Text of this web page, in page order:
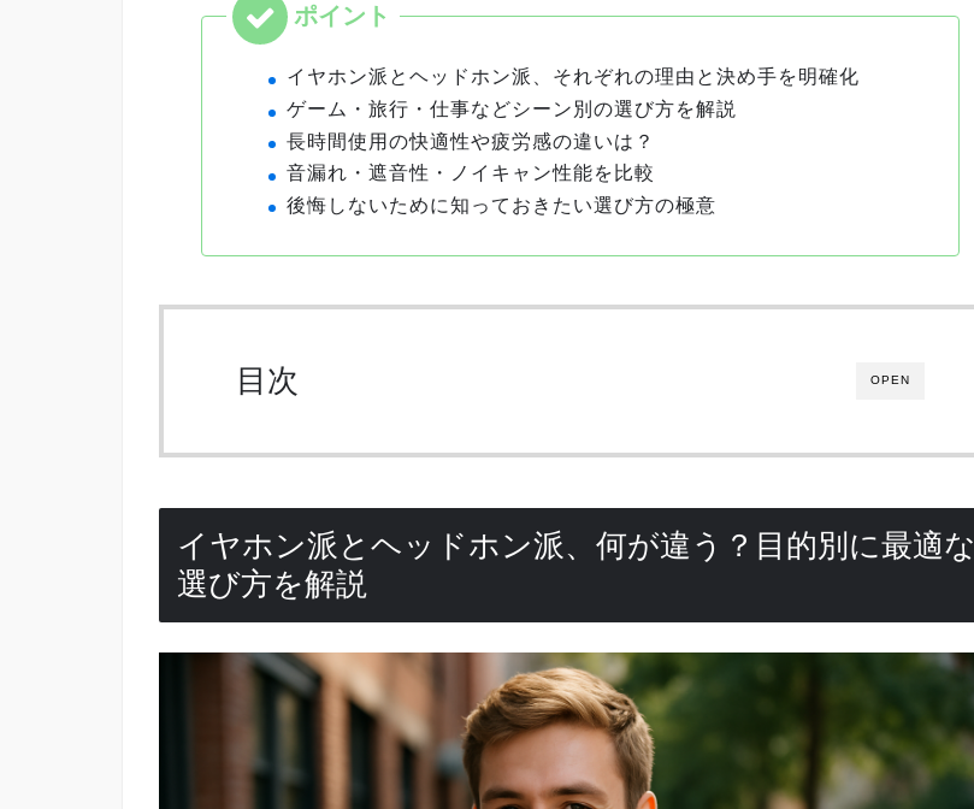
イヤホン派とヘッドホン派、それぞれの理由と決め手を明確化
ゲーム・旅行・仕事などシーン別の選び方を解説
長時間使用の快適性や疲労感の違いは？
音漏れ・遮音性・ノイキャン性能を比較
後悔しないために知っておきたい選び方の極意
OPEN
目次
イヤホン派とヘッドホン派、何が違う？目的別に最適な
選び方を解説